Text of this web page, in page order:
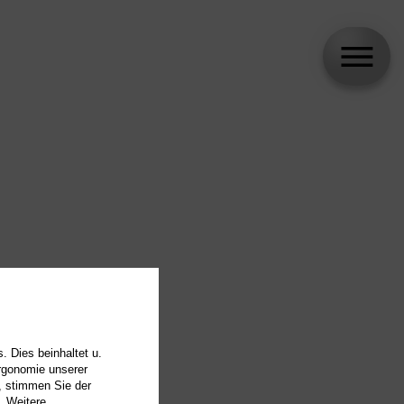
Dies beinhaltet u.
unserer
stimmen Sie der